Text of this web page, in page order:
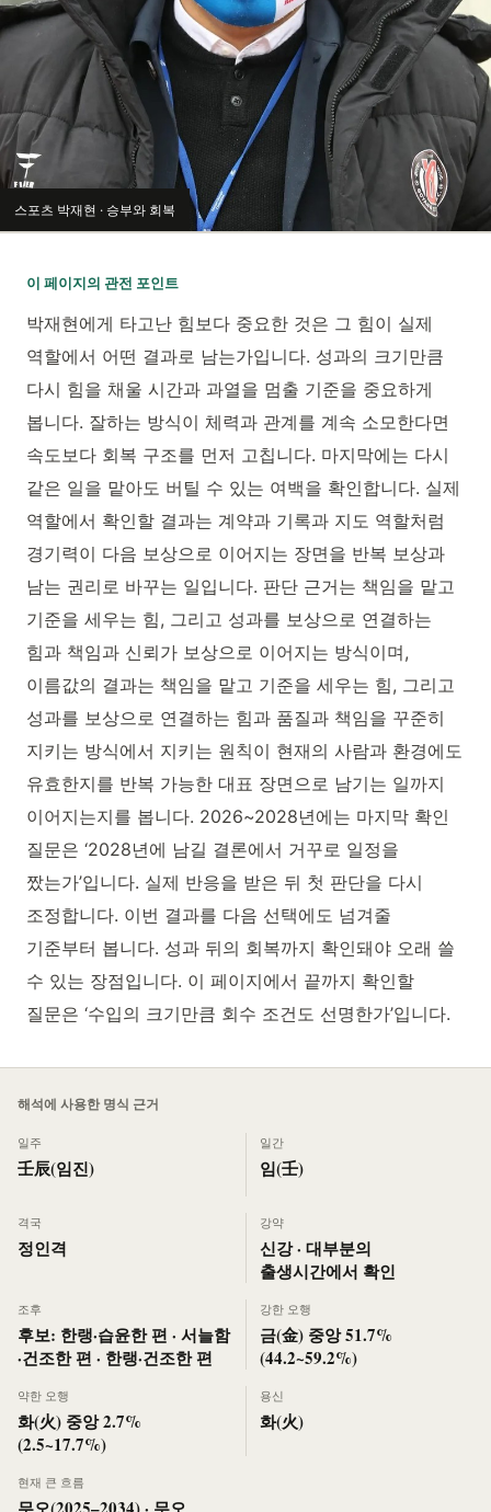
스포츠 박재현 · 승부와 회복
이 페이지의 관전 포인트
박재현에게 타고난 힘보다 중요한 것은 그 힘이 실제
역할에서 어떤 결과로 남는가입니다. 성과의 크기만큼
다시 힘을 채울 시간과 과열을 멈출 기준을 중요하게
봅니다. 잘하는 방식이 체력과 관계를 계속 소모한다면
속도보다 회복 구조를 먼저 고칩니다. 마지막에는 다시
같은 일을 맡아도 버틸 수 있는 여백을 확인합니다. 실제
역할에서 확인할 결과는 계약과 기록과 지도 역할처럼
경기력이 다음 보상으로 이어지는 장면을 반복 보상과
남는 권리로 바꾸는 일입니다. 판단 근거는 책임을 맡고
기준을 세우는 힘, 그리고 성과를 보상으로 연결하는
힘과 책임과 신뢰가 보상으로 이어지는 방식이며,
이름값의 결과는 책임을 맡고 기준을 세우는 힘, 그리고
성과를 보상으로 연결하는 힘과 품질과 책임을 꾸준히
지키는 방식에서 지키는 원칙이 현재의 사람과 환경에도
유효한지를 반복 가능한 대표 장면으로 남기는 일까지
이어지는지를 봅니다. 2026~2028년에는 마지막 확인
질문은 ‘2028년에 남길 결론에서 거꾸로 일정을
짰는가’입니다. 실제 반응을 받은 뒤 첫 판단을 다시
조정합니다. 이번 결과를 다음 선택에도 넘겨줄
기준부터 봅니다. 성과 뒤의 회복까지 확인돼야 오래 쓸
수 있는 장점입니다. 이 페이지에서 끝까지 확인할
질문은 ‘수입의 크기만큼 회수 조건도 선명한가’입니다.
해석에 사용한 명식 근거
일주
壬辰(임진)
일간
임(壬)
격국
정인격
강약
신강 · 대부분의
출생시간에서 확인
조후
후보: 한랭·습윤한 편 · 서늘함
·건조한 편 · 한랭·건조한 편
강한 오행
금(金) 중앙 51.7%
(44.2~59.2%)
약한 오행
화(火) 중앙 2.7%
(2.5~17.7%)
용신
화(火)
현재 큰 흐름